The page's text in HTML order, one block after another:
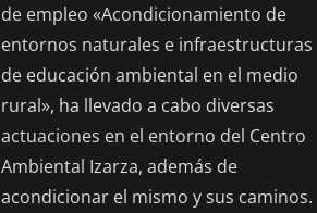
de empleo «Acondicionamiento de
entornos naturales e infraestructuras
de educación ambiental en el medio
rural», ha llevado a cabo diversas
actuaciones en el entorno del Centro
Ambiental Izarza, además de
acondicionar el mismo y sus caminos.